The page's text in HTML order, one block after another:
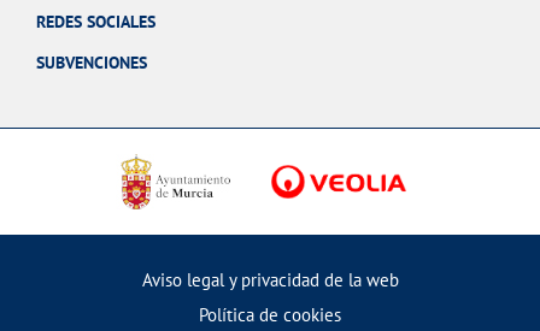
REDES SOCIALES
SUBVENCIONES
Aviso legal y privacidad de la web
Política de cookies